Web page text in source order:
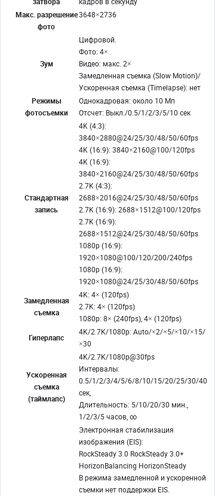
Макс. разрешение
фото
3648×2736
Зум
Цифровой.
Фото: 4×
Видео: макс. 2×
Замедленная съемка (Slow Motion)/
Ускоренная съемка (Timelapse): нет
Режимы
фотосъемки
Однокадровая: около 10 Мп
Отсчет: Выкл./0.5/1/2/3/5/10 сек
Стандартная
запись
4K (4:3):
3840×2880@24/25/30/48/50/60fps
4K (16:9): 3840×2160@100/120fps
4K (16:9):
3840×2160@24/25/30/48/50/60fps
2.7K (4:3):
2688×2016@24/25/30/48/50/60fps
2.7K (16:9): 2688×1512@100/120fps
2.7K (16:9):
2688×1512@24/25/30/48/50/60fps
1080p (16:9):
1920×1080@100/120/200/240fps
1080p (16:9):
1920×1080@24/25/30/48/50/60fps
Замедленная
съемка
4K: 4× (120fps)
2.7K: 4× (120fps)
1080p: 8× (240fps), 4× (120fps)
Гиперлапс
4K/2.7K/1080p: Auto/×2/×5/×10/×15/
×30
Ускоренная
съемка
(таймлапс)
4K/2.7K/1080p@30fps
Интервалы:
0.5/1/2/3/4/5/6/8/10/15/20/25/30/40
сек,
Длительность: 5/10/20/30 мин.,
1/2/3/5 часов, ∞
Электронная стабилизация
изображения (EIS):
RockSteady 3.0 RockSteady 3.0+
HorizonBalancing HorizonSteady
В режима замедленной и ускоренной
съемки нет поддержки EIS.